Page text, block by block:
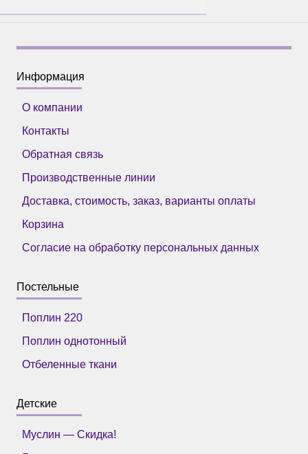
Информация
О компании
Контакты
Обратная связь
Производственные линии
Доставка, стоимость, заказ, варианты оплаты
Корзина
Согласие на обработку персональных данных
Постельные
Поплин 220
Поплин однотонный
Отбеленные ткани
Детские
Муслин — Скидка!